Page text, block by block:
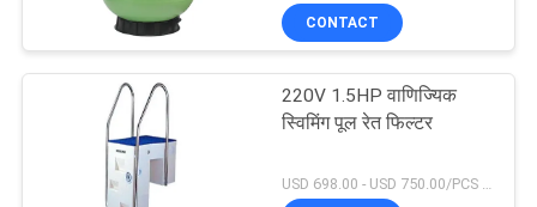
CONTACT
220V 1.5HP वाणिज्यिक
स्विमिंग पूल रेत फिल्टर
USD 698.00 - USD 750.00/PCS MOQ:एक सेट